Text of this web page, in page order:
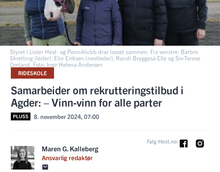
Styret i Lister Hest- og Ponniklubb drar lasset sammen. Fra venstre: Barbro
Skretting (leder), Elin Eriksen (nestleder), Randi Bryggeså Elle og Siv-Terese
Omland. Foto: Inez Helena Andersen
RIDESKOLE
Samarbeider om rekrutteringstilbud i
Agder: – Vinn-vinn for alle parter
8. november 2024, 07:00
Maren G. Kalleberg
Ansvarlig redaktør
Følg Hest.no: